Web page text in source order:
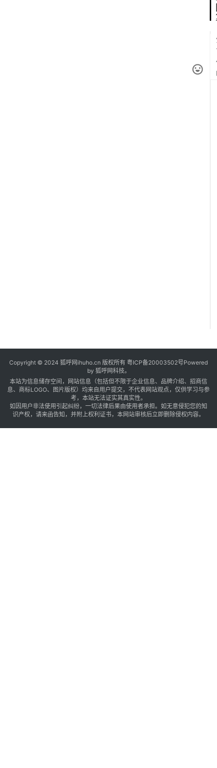
Copyright © 2024 狐呼网ihuho.cn 版权所有 粤ICP备20003502号Powered
by 狐呼网科技。
本站为信息储存空间，网站信息（包括但不限于企业信息、品牌介绍、招商信
息、商标LOGO、图片版权）均来自用户提交，不代表网站观点，仅供学习与参
考，本站无法证实其真实性。
如因用户非法使用引起纠纷，一切法律后果由使用者承担。如无意侵犯您的知
识产权，请来函告知，并附上权利证书，本网站审核后立即删除侵权内容。